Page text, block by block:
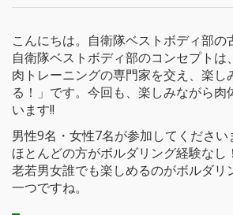
こんにちは。自衛隊ベストボディ部の
自衛隊ベストボディ部のコンセプトは
肉トレーニングの専門家を交え、楽し
る！」です。今回も、楽しみながら肉
います!!
男性9名・女性7名が参加してください
ほとんどの方がボルダリング経験なし！
老若男女誰でも楽しめるのがボルダリ
一つですね。